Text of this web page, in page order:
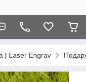
| Laser Engrav